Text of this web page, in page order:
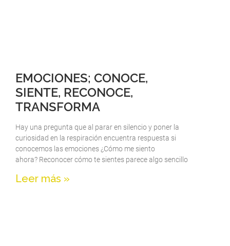
EMOCIONES; CONOCE,
SIENTE, RECONOCE,
TRANSFORMA
Hay una pregunta que al parar en silencio y poner la
curiosidad en la respiración encuentra respuesta si
conocemos las emociones ¿Cómo me siento
ahora? Reconocer cómo te sientes parece algo sencillo
Leer más »